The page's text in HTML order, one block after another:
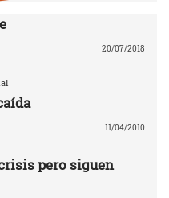
20/07/2018
11/04/2010
pero siguen